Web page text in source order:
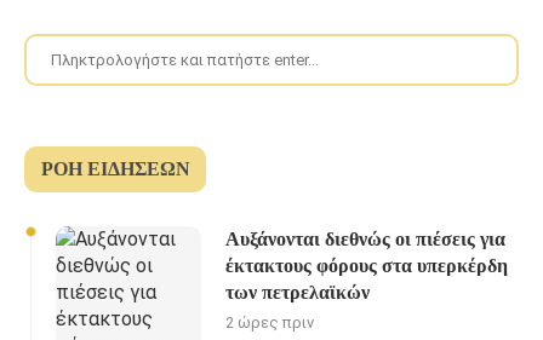
ΡΟΉ ΕΙΔΉΣΕΩΝ
Αυξάνονται διεθνώς οι πιέσεις για
έκτακτους φόρους στα υπερκέρδη
των πετρελαϊκών
2 ώρες πριν